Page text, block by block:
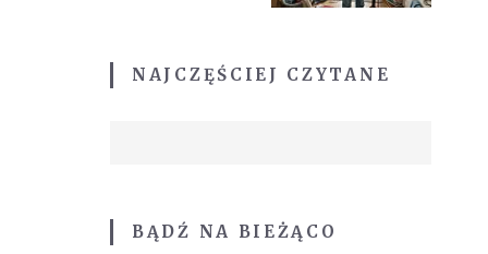
NAJCZĘŚCIEJ CZYTANE
BĄDŹ NA BIEŻĄCO